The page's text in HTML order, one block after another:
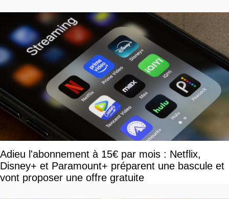
Adieu l'abonnement à 15€ par mois : Netflix,
Disney+ et Paramount+ préparent une bascule et
vont proposer une offre gratuite